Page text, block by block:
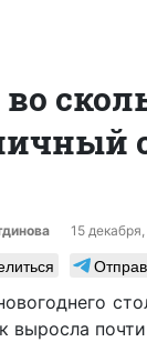
15
выросла